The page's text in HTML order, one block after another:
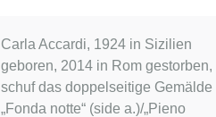
Carla Accardi, 1924 in Sizilien
geboren, 2014 in Rom gestorben,
schuf das doppelseitige Gemälde
„Fonda notte“ (side a.)/„Pieno